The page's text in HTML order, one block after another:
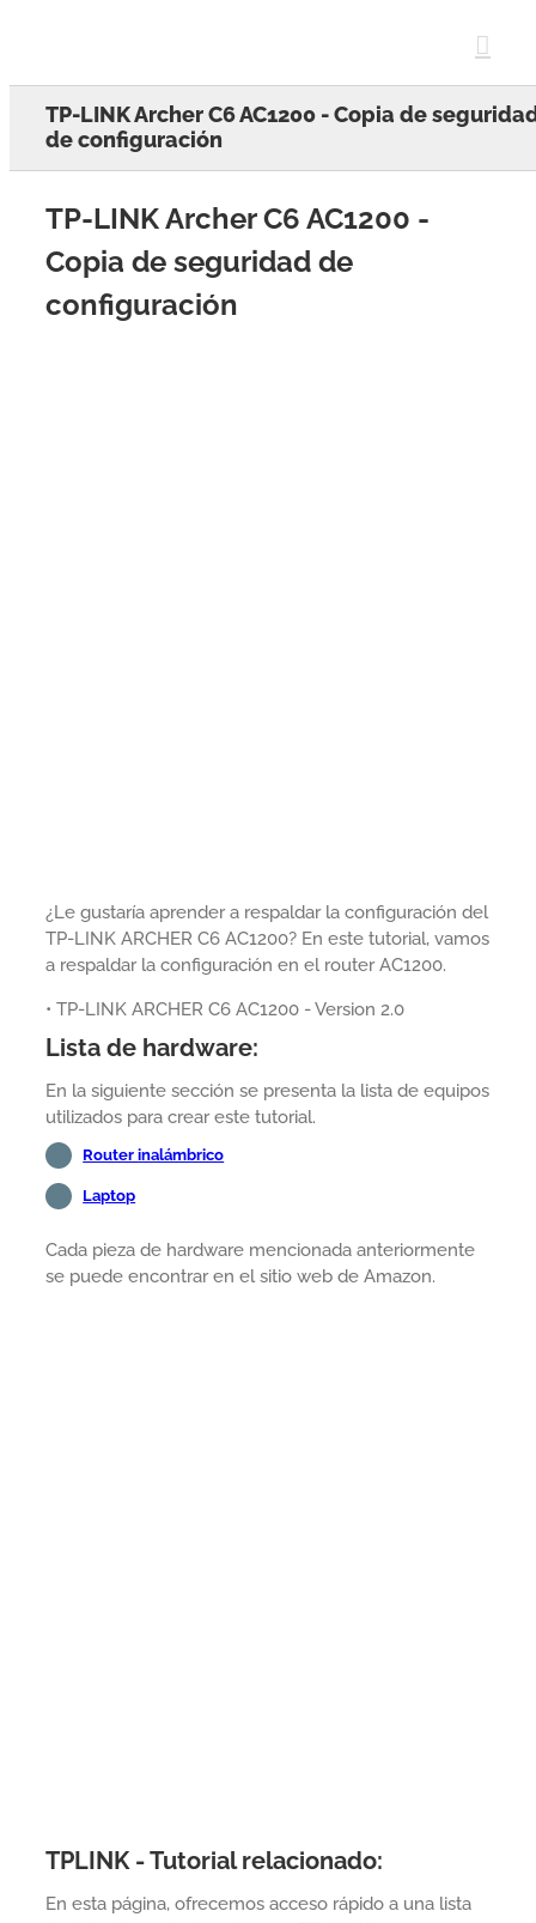
TP-LINK Archer C6 AC1200 - Copia de
de configuración
TP-LINK Archer C6 AC1200 -
Copia de seguridad de
configuración
¿Le gustaría aprender a respaldar la configuración del
TP-LINK ARCHER C6 AC1200? En este tutorial, vamos
a respaldar la configuración en el router AC1200.
• TP-LINK ARCHER C6 AC1200 - Version 2.0
Lista de hardware:
En la siguiente sección se presenta la lista de equipos
utilizados para crear este tutorial.
Router inalámbrico
Laptop
Cada pieza de hardware mencionada anteriormente
se puede encontrar en el sitio web de Amazon.
TPLINK - Tutorial relacionado:
En esta página, ofrecemos acceso rápido a una lista